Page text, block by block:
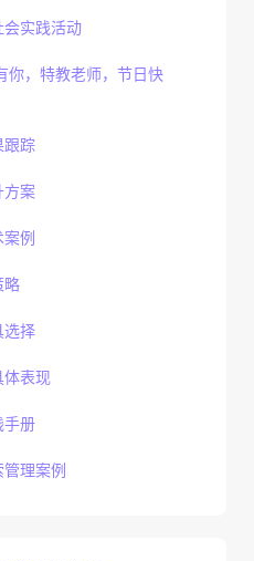
实践活动
，特教老师，节日快
跟踪
方案
例
略
选择
体表现
手册
理案例